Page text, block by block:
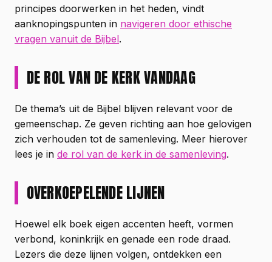
principes doorwerken in het heden, vindt
aanknopingspunten in navigeren door ethische
vragen vanuit de Bijbel.
DE ROL VAN DE KERK VANDAAG
De thema’s uit de Bijbel blijven relevant voor de
gemeenschap. Ze geven richting aan hoe gelovigen
zich verhouden tot de samenleving. Meer hierover
lees je in de rol van de kerk in de samenleving.
OVERKOEPELENDE LIJNEN
Hoewel elk boek eigen accenten heeft, vormen
verbond, koninkrijk en genade een rode draad.
Lezers die deze lijnen volgen, ontdekken een